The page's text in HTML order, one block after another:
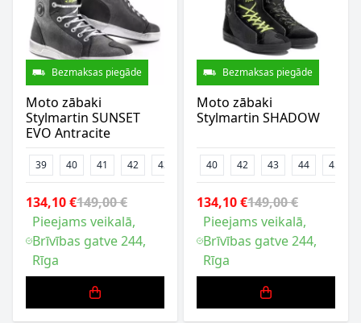
Bezmaksas piegāde
Moto zābaki
Stylmartin SUNSET
EVO Antracite
39 40 41 42 43
134,10 €149,00 €
Pieejams veikalā,
Brīvības gatve 244,
Rīga
Bezmaksas piegāde
Moto zābaki
Stylmartin SHADOW
40 42 43 44 45
134,10 €149,00 €
Pieejams veikalā,
Brīvības gatve 244,
Rīga